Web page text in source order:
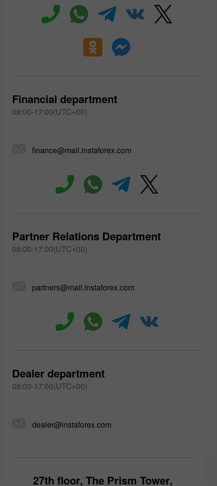
Financial department
08:00-17:00(UTC+00)
finance@mail.instaforex.com
Partner Relations Department
08:00-17:00(UTC+00)
partners@mail.instaforex.com
Dealer department
08:00-17:00(UTC+00)
dealer@instaforex.com
27th floor, The Prism Tower,